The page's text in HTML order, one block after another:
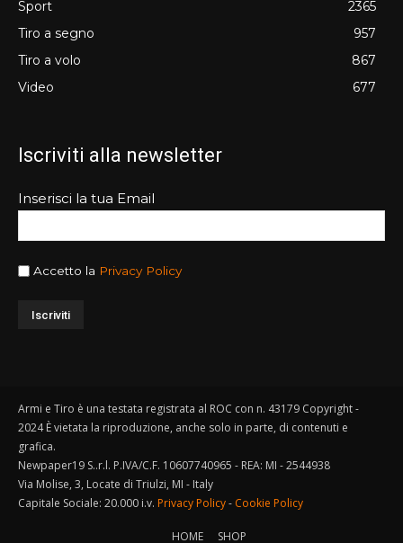
Sport
2365
Tiro a segno
957
Tiro a volo
867
Video
677
Iscriviti alla newsletter
Inserisci la tua Email
Accetto la Privacy Policy
Armi e Tiro è una testata registrata al ROC con n. 43179 Copyright -
2024 È vietata la riproduzione, anche solo in parte, di contenuti e
grafica.
Newpaper19 S..r.l. P.IVA/C.F. 10607740965 - REA: MI - 2544938
Via Molise, 3, Locate di Triulzi, MI - Italy
Capitale Sociale: 20.000 i.v. Privacy Policy- Cookie Policy
HOME SHOP